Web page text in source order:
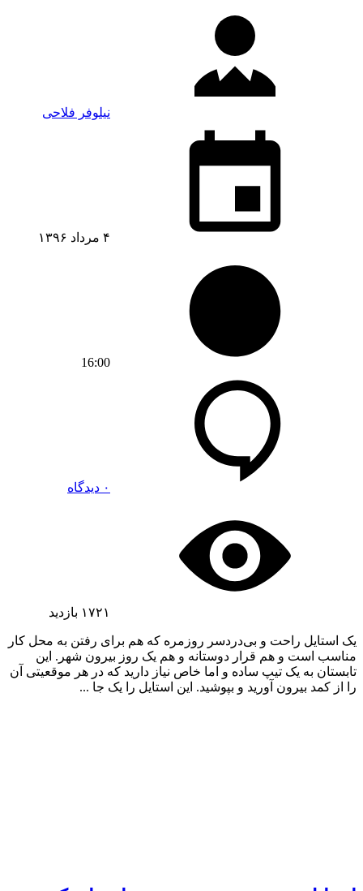
نیلوفر فلاحی
۴ مرداد ۱۳۹۶
16:00
۰ دیدگاه
۱۷۲۱ بازدید
یک استایل راحت و بی‌دردسر روزمره که هم برای رفتن به محل کار
مناسب است و هم قرار دوستانه و هم یک روز بیرون شهر. این
تابستان به یک تیپ ساده و اما خاص نیاز دارید که در هر موقعیتی آن
را از کمد بیرون آورید و بپوشید. این استایل را یک جا ...